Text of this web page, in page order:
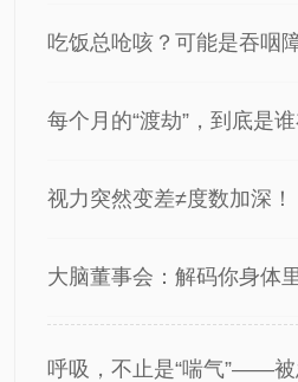
吃饭总呛咳？可能是吞咽
每个月的“渡劫”，到底是
大脑董事会：解码你身体
呼吸，不止是“喘气”——